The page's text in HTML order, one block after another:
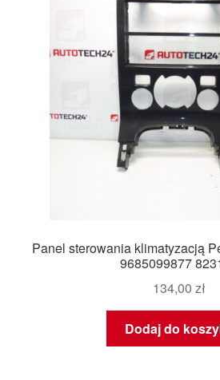
Panel sterowania klimatyzacją
9685099877
134,00 zł
Dodaj do